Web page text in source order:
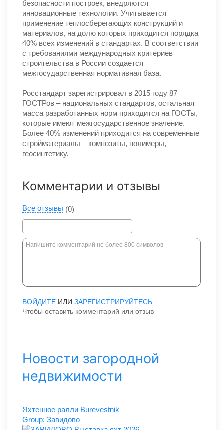
безопасности построек, внедряются
инновационные технологии. Учитывается
применение теплосберегающих конструкций и
материалов, на долю которых приходится порядка
40% всех изменений в стандартах. В соответствии
с требованиями международных критериев
строительства в России создается
межгосударственная нормативная база.
Росстандарт зарегистрировал в 2015 году 87
ГОСТРов – национальных стандартов, остальная
масса разработанных норм приходится на ГОСТы,
которые имеют межгосударственное значение.
Более 40% изменений приходится на современные
стройматериалы – композиты, полимеры,
геосинтетику.
Комментарии и отзывы
Все отзывы (0)
ВОЙДИТЕ ИЛИ ЗАРЕГИСТРИРУЙТЕСЬ
Чтобы оставить комментарий или отзыв
Новости загородной
недвижимости
Яхтенное ралли Burevestnik
Group: Завидово